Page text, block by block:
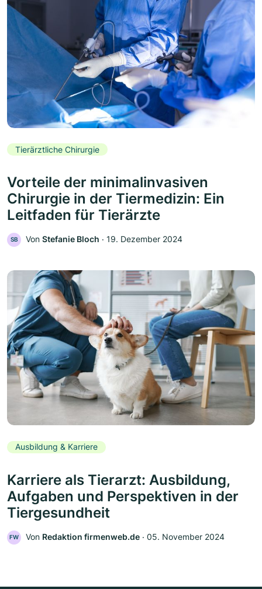
Tierärztliche Chirurgie
Vorteile der minimalinvasiven
Chirurgie in der Tiermedizin: Ein
Leitfaden für Tierärzte
SB Von Stefanie Bloch ‧ 19. Dezember 2024
Ausbildung & Karriere
Karriere als Tierarzt: Ausbildung,
Aufgaben und Perspektiven in der
Tiergesundheit
FW Von Redaktion firmenweb.de ‧ 05. November 2024